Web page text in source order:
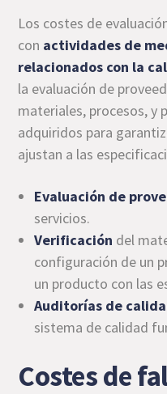
Los costes de
con actividades de
relacionados con la
la evaluación de
materiales, procesos, y
adquiridos para
ajustan a las
Evaluación de
servicios.
Verificación del
configuración de un
un producto con las
Auditorías de
sistema de calidad
Costes de